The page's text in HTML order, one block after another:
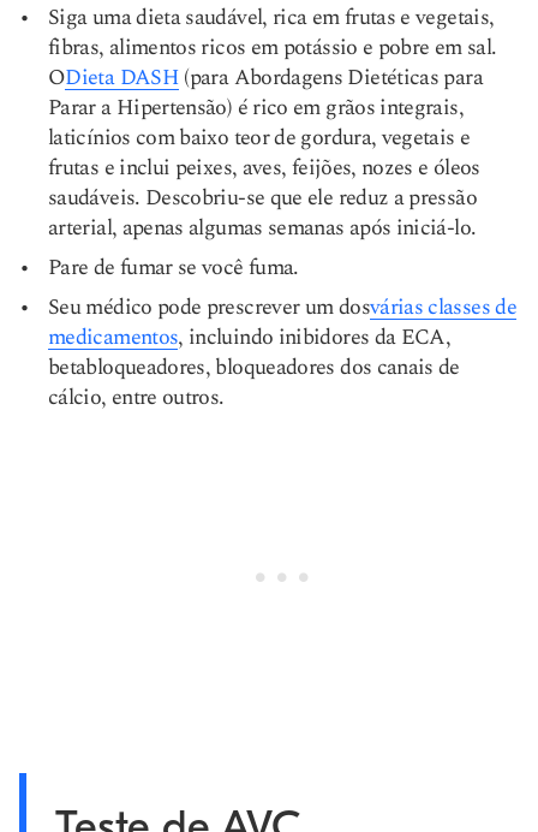
Siga uma dieta saudável, rica em frutas e vegetais,
fibras, alimentos ricos em potássio e pobre em sal.
ODieta DASH(para Abordagens Dietéticas para
Parar a Hipertensão) é rico em grãos integrais,
laticínios com baixo teor de gordura, vegetais e
frutas e inclui peixes, aves, feijões, nozes e óleos
saudáveis. Descobriu-se que ele reduz a pressão
arterial, apenas algumas semanas após iniciá-lo.
Pare de fumar se você fuma.
Seu médico pode prescrever um dosvárias classes de
medicamentos, incluindo inibidores da ECA,
betabloqueadores, bloqueadores dos canais de
cálcio, entre outros.